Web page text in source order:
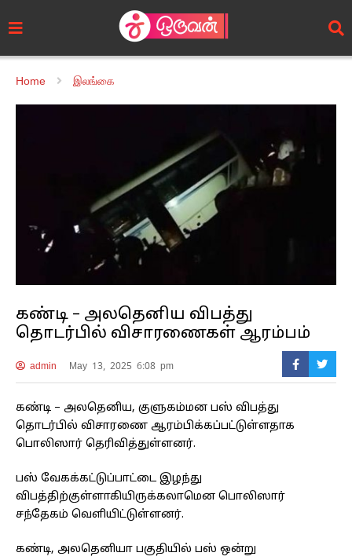
Home இலங்கை
கண்டி – அலதெனிய விபத்து
தொடர்பில் விசாரணைகள் ஆரம்பம்
admin May 13, 2025 6:08 pm
கண்டி – அலதெனிய, குளுகம்மன பஸ் விபத்து
தொடர்பில் விசாரணை ஆரம்பிக்கப்பட்டுள்ளதாக
பொலிஸார் தெரிவித்துள்ளனர்.
பஸ் வேகக்கட்டுப்பாட்டை இழந்து
விபத்திற்குள்ளாகியிருக்கலாமென பொலிஸார்
சந்தேகம் வெளியிட்டுள்ளனர்.
கண்டி, அலதெனியா பகுதியில் பஸ் ஒன்று